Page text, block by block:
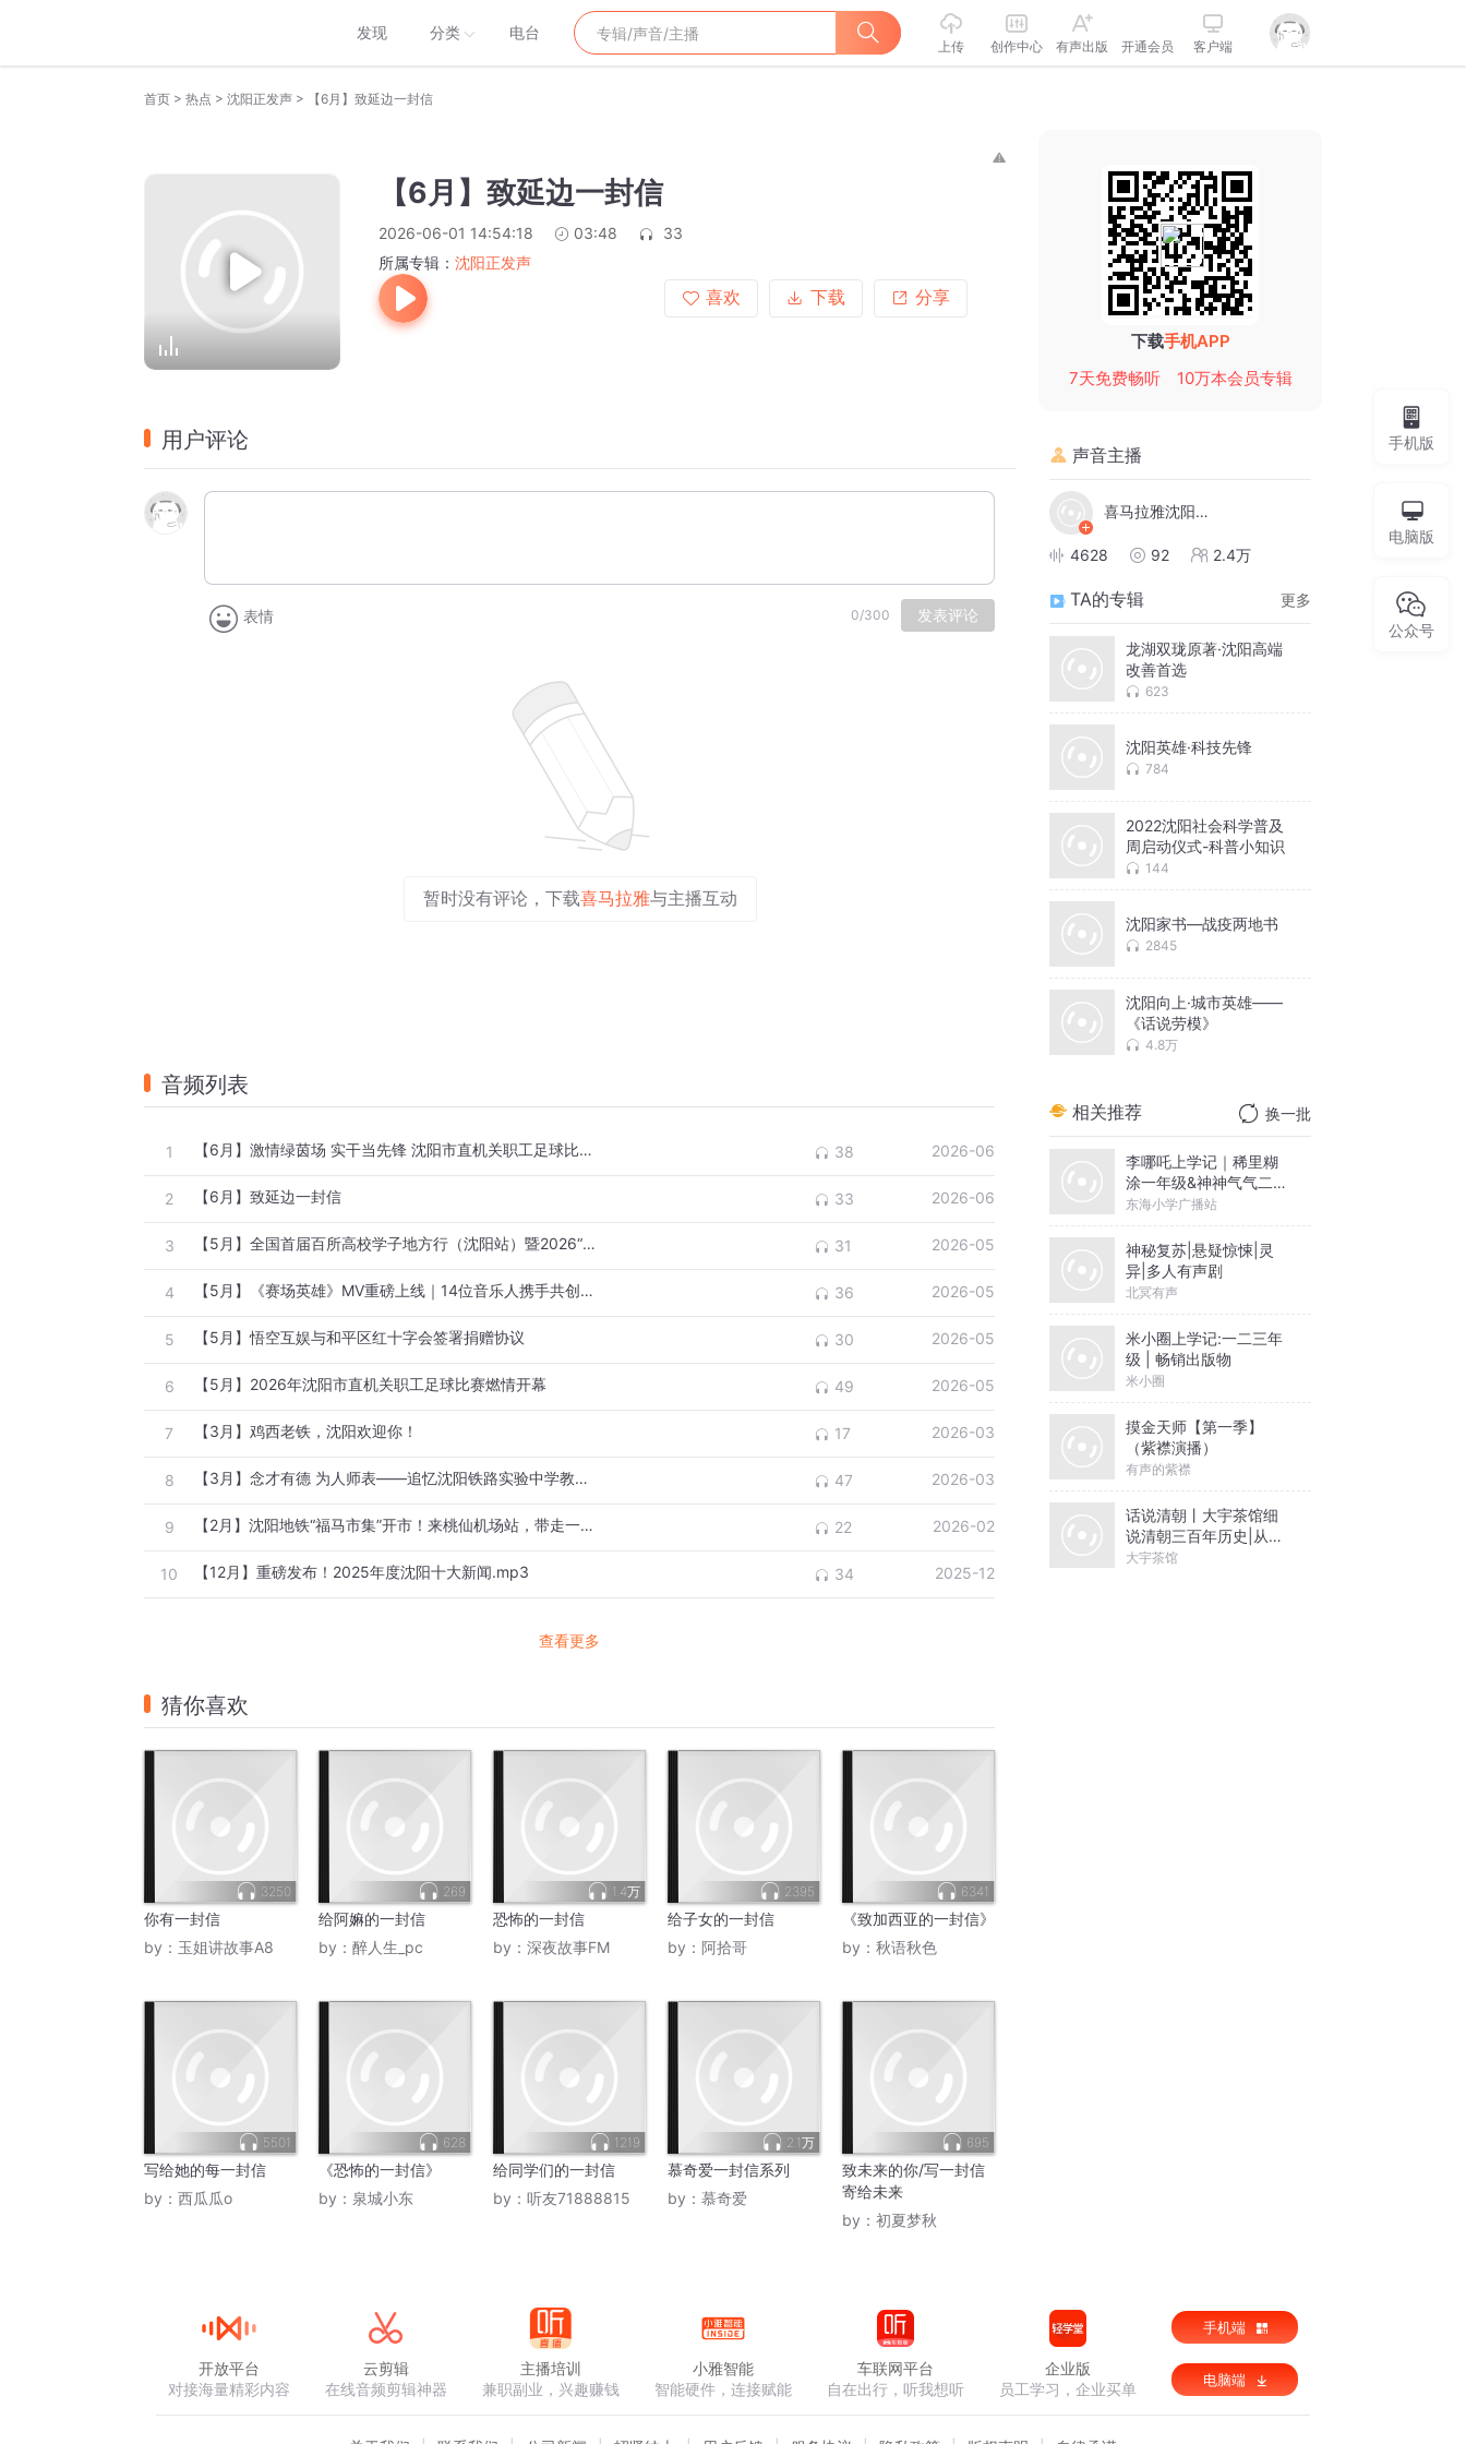
发现 分类 电台
上传 创作中心 有声出版 开通会员 客户端
首页 > 热点 > 沈阳正发声 > 【6月】致延边一封信
【6月】致延边一封信
2026-06-01 14:54:18 03:48
33
所属专辑： 沈阳正发声
喜欢
下载 分享
用户评论
表情 0/300 发表评论
暂时没有评论，下载喜马拉雅与主播互动
音频列表
1 【6月】激情绿茵场 实干当先锋 沈阳市直机关职工足球比赛圆满落幕 38 2026-06
2 【6月】致延边一封信 33 2026-06
3 【5月】全国首届百所高校学子地方行（沈阳站）暨2026“博士沈阳行”活动开幕 31 2026-05
4 【5月】《赛场英雄》MV重磅上线｜14位音乐人携手共创：回家，看球，为沈阳加油！ 36 2026-05
5 【5月】悟空互娱与和平区红十字会签署捐赠协议 30 2026-05
6 【5月】2026年沈阳市直机关职工足球比赛燃情开幕 49 2026-05
7 【3月】鸡西老铁，沈阳欢迎你！ 17 2026-03
8 【3月】念才有德 为人师表——追忆沈阳铁路实验中学教师张念才 47 2026-03
9 【2月】沈阳地铁“福马市集”开市！来桃仙机场站，带走一份家乡年礼 22 2026-02
10 【12月】重磅发布！2025年度沈阳十大新闻.mp3 34 2025-12
查看更多
猜你喜欢
3250
你有一封信
by： 玉姐讲故事A8
269
给阿嫲的一封信
by： 醉人生_pc
1.4万
恐怖的一封信
by： 深夜故事FM
2395
给子女的一封信
by： 阿拾哥
6341
《致加西亚的一封信》
by： 秋语秋色
5501
写给她的每一封信
by： 西瓜瓜o
628
《恐怖的一封信》
by： 泉城小东
1219
给同学们的一封信
by： 听友71888815
2.1万
慕奇爱一封信系列
by： 慕奇爱
695
致未来的你/写一封信
寄给未来
by： 初夏梦秋
下载手机APP
7天免费畅听
10万本会员专辑
声音主播
喜马拉雅沈阳营销中心
4628 92 2.4万
TA的专辑 更多
龙湖双珑原著·沈阳高端
改善首选
623
沈阳英雄·科技先锋
784
2022沈阳社会科学普及
周启动仪式-科普小知识
144
沈阳家书—战疫两地书
2845
沈阳向上·城市英雄——
《话说劳模》
4.8万
相关推荐 换一批
李哪吒上学记｜稀里糊
涂一年级&神神气气二年
级
东海小学广播站
神秘复苏|悬疑惊悚|灵
异|多人有声剧
北冥有声
米小圈上学记:一二三年
级 | 畅销出版物
米小圈
摸金天师【第一季】
（紫襟演播）
有声的紫襟
话说清朝丨大宇茶馆细
说清朝三百年历史|从努
尔哈赤到末代皇帝溥仪|
大宇茶馆
手机版
电脑版
公众号
开放平台
对接海量精彩内容
云剪辑
在线音频剪辑神器
主播培训
兼职副业，兴趣赚钱
小雅智能
智能硬件，连接赋能
车联网平台
自在出行，听我想听
企业版
员工学习，企业买单
手机端
电脑端